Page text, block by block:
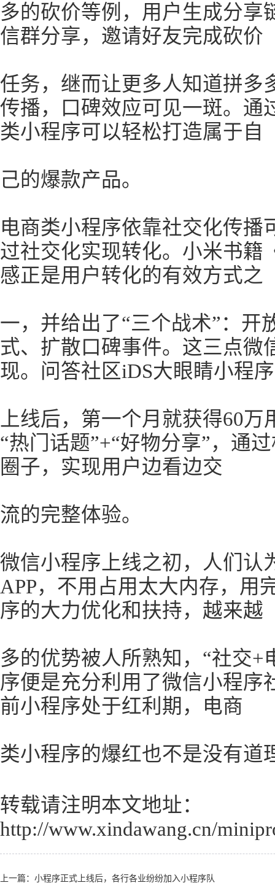
多的砍价等例，用户生成分享
信群分享，邀请好友完成砍价
任务，继而让更多人知道拼多
传播，口碑效应可见一斑。通
类小程序可以轻松打造属于自
己的爆款产品。
电商类小程序依靠社交化传播
过社交化实现转化。小米书籍
感正是用户转化的有效方式之
一，并给出了“三个战术”：开
式、扩散口碑事件。这三点微
现。问答社区iDS大眼睛小程序
上线后，第一个月就获得60
“热门话题”+“好物分享”，通
圈子，实现用户边看边交
流的完整体验。
微信小程序上线之初，人们认
APP，不用占用太大内存，用
序的大力优化和扶持，越来越
多的优势被人所熟知，“社交+
序便是充分利用了微信小程序
前小程序处于红利期，电商
类小程序的爆红也不是没有道
转载请注明本文地址：
http://www.xindawang.cn/
上一篇： 小程序正式上线后，各行各业纷纷加入小程序队